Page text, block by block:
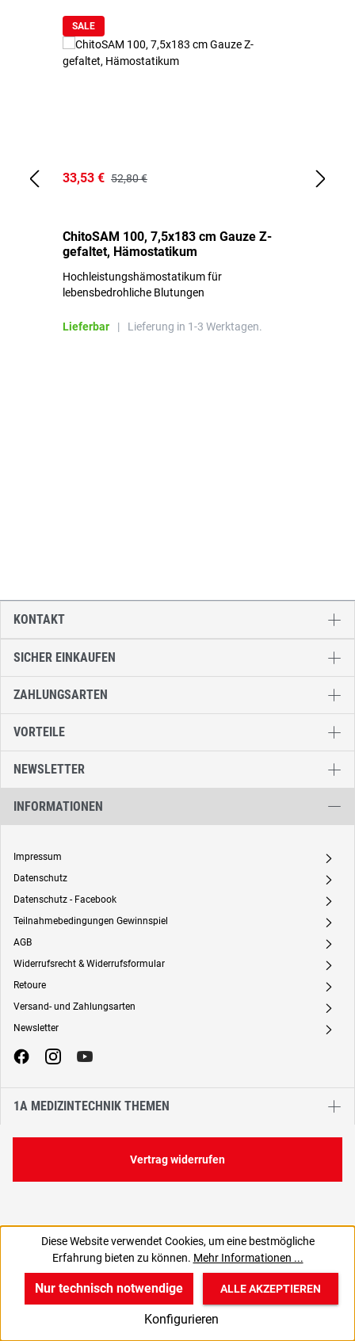
4,00 €
SALE
33,53 € 52,80 €
ChitoSAM 100, 7,5x183 cm Gauze Z-
gefaltet, Hämostatikum
Hochleistungshämostatikum für
lebensbedrohliche Blutungen
Lieferbar | Lieferung in 1-3 Werktagen.
SICHER EINKAUFEN
ZAHLUNGSARTEN
VORTEILE
NEWSLETTER
INFORMATIONEN
Impressum A
Datenschutz A
Datenschutz - Facebook A
Teilnahmebedingungen Gewinnspiel A
AGB A
Widerrufsrecht & Widerrufsformular A
Retoure A
Versand- und Zahlungsarten A
Newsletter A
1A MEDIZINTECHNIK THEMEN
KONTAKT
Vertrag widerrufen
Diese Website verwendet Cookies, um eine bestmögliche
Erfahrung bieten zu können. Mehr Informationen ...
Nur technisch notwendige
Konfigurieren
ALLE AKZEPTIEREN
v
Produkte
B